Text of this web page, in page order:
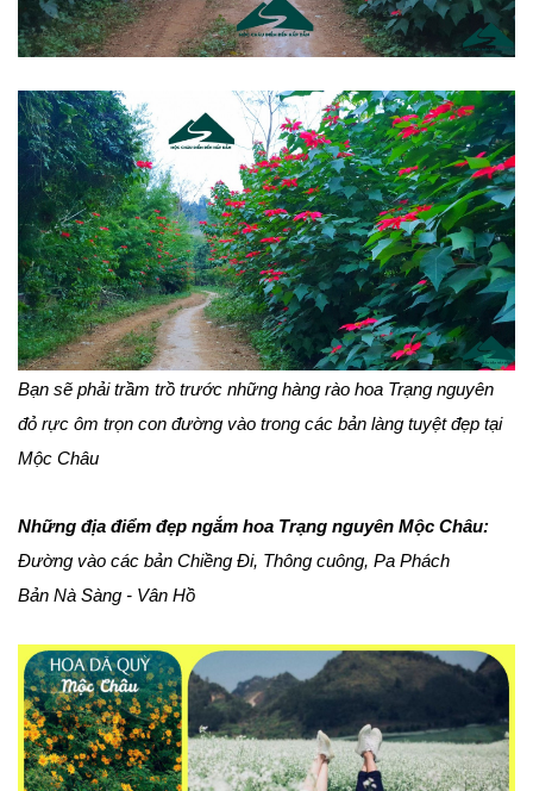
Bạn sẽ phải trầm trồ trước những hàng rào hoa Trạng nguyên
đỏ rực ôm trọn con đường vào trong các bản làng tuyệt đẹp tại
Mộc Châu
Những địa điểm đẹp ngắm hoa Trạng nguyên Mộc Châu:
Đường vào các bản Chiềng Đi, Thông cuông, Pa Phách
Bản Nà Sàng - Vân Hồ